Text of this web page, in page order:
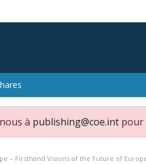
à publishing@coe.int pour
– Firsthand Visions of the Future of